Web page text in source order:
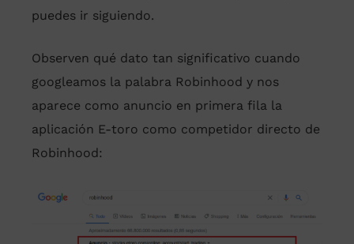
puedes ir siguiendo.
Observen qué dato tan significativo cuando
googleamos la palabra Robinhood y nos
aparece como anuncio en primera fila la
aplicación E-toro como competidor directo de
Robinhood: